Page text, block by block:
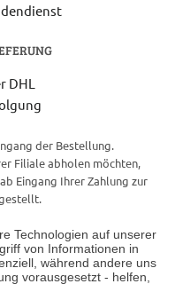
Technologien auf unserer
von Informationen in
während andere uns
vorausgesetzt - helfen,
DHL
der Bestellung.
Filiale abholen möchten,
Eingang Ihrer Zahlung zur